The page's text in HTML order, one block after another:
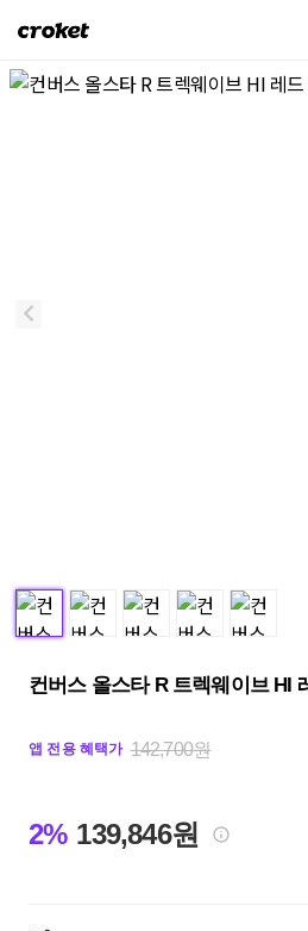
크
켓
컨버스 올스타 R 트렉웨이브 HI
앱 전용 혜택가 142,700원
2% 139,846원